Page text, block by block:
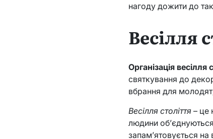
нагоду дожити до
Весілля
Організація весілля
святкування до
вбрання для
Весілля століття – це
людини
запам’ятовується на